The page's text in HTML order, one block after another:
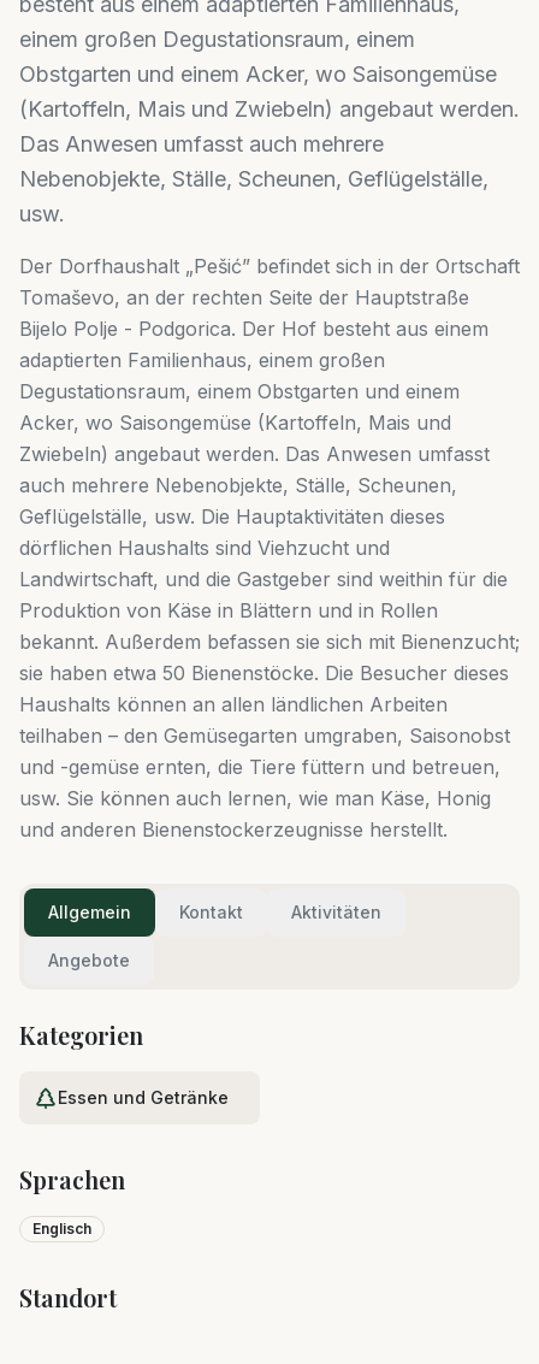
einem großen Degustationsraum, einem
Obstgarten und einem Acker, wo Saisongemüse
(Kartoffeln, Mais und Zwiebeln) angebaut werden.
Das Anwesen umfasst auch mehrere
Nebenobjekte, Ställe, Scheunen, Geflügelställe,
usw.
Der Dorfhaushalt „Pešić” befindet sich in der Ortschaft
Tomaševo, an der rechten Seite der Hauptstraße
Bijelo Polje - Podgorica. Der Hof besteht aus einem
adaptierten Familienhaus, einem großen
Degustationsraum, einem Obstgarten und einem
Acker, wo Saisongemüse (Kartoffeln, Mais und
Zwiebeln) angebaut werden. Das Anwesen umfasst
auch mehrere Nebenobjekte, Ställe, Scheunen,
Geflügelställe, usw. Die Hauptaktivitäten dieses
dörflichen Haushalts sind Viehzucht und
Landwirtschaft, und die Gastgeber sind weithin für die
Produktion von Käse in Blättern und in Rollen
bekannt. Außerdem befassen sie sich mit Bienenzucht;
sie haben etwa 50 Bienenstöcke. Die Besucher dieses
Haushalts können an allen ländlichen Arbeiten
teilhaben – den Gemüsegarten umgraben, Saisonobst
und -gemüse ernten, die Tiere füttern und betreuen,
usw. Sie können auch lernen, wie man Käse, Honig
und anderen Bienenstockerzeugnisse herstellt.
Allgemein Kontakt Aktivitäten
Angebote
Kategorien
Essen und Getränke
Sprachen
Englisch
Standort